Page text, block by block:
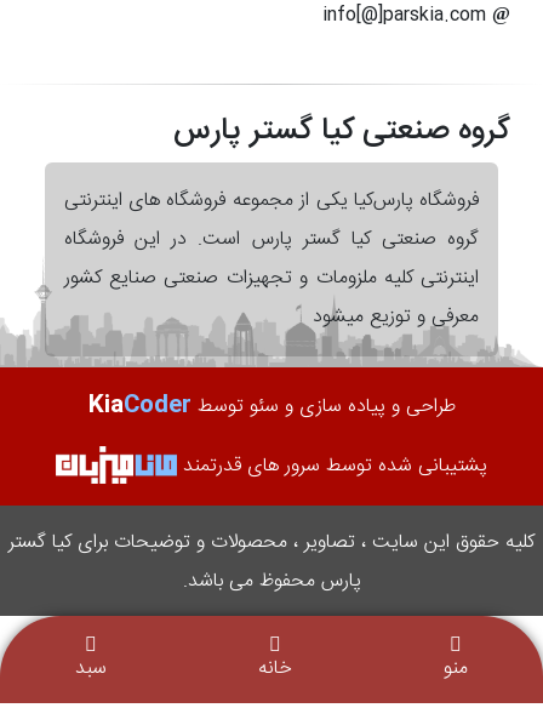
گروه صنعتی کیا گستر پارس
فروشگاه پارس‌کیا یکی از مجموعه فروشگاه های اینترنتی
گروه صنعتی کیا گستر پارس است. در این فروشگاه
اینترنتی کلیه ملزومات و تجهیزات صنعتی صنایع کشور
معرفی و توزیع میشود
طراحی و پیاده سازی و سئو توسط KiaCoder
پشتیبانی شده توسط سرور های قدرتمند
کلیه حقوق این سایت ، تصاویر ، محصولات و توضیحات برای کیا گستر
پارس محفوظ می باشد.
منو خانه سبد